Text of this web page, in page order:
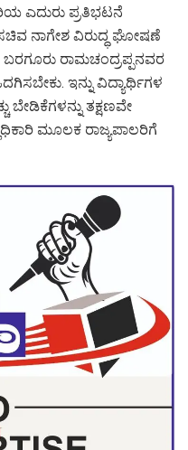
ಎದುರು ಪ್ರತಿಭಟನೆ
ಸಚಿವ ನಾಗೇಶ ವಿರುದ್ಧ ಘೋಷಣೆ
ಬರಗೂರು ರಾಮಚಂದ್ರಪ್ಪನವರ
ಇನ್ನು ವಿದ್ಯಾರ್ಥಿಗಳ
ಬೇಡಿಕೆಗಳನ್ನು ತಕ್ಷಣವೇ
ಮೂಲಕ ರಾಜ್ಯಪಾಲರಿಗೆ